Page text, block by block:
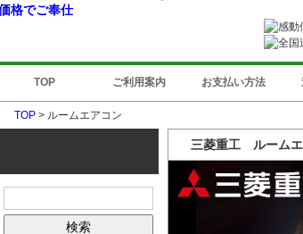
TOP ご利用案内 お支払い方法
TOP > ルームエアコン
三菱重工 ルーム